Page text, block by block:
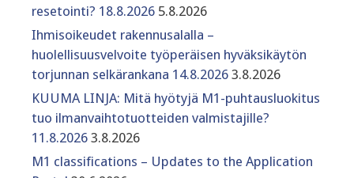
resetointi? 18.8.2026 5.8.2026
Ihmisoikeudet rakennusalalla –
huolellisuusvelvoite työperäisen hyväksikäytön
torjunnan selkärankana 14.8.2026 3.8.2026
KUUMA LINJA: Mitä hyötyjä M1-puhtausluokitus
tuo ilmanvaihtotuotteiden valmistajille?
11.8.2026 3.8.2026
M1 classifications – Updates to the Application